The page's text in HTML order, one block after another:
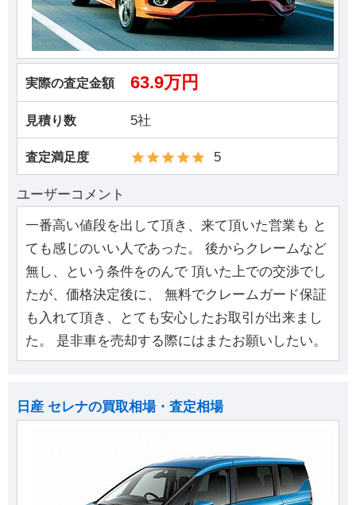
実際の査定金額 63.9万円
見積り数 5社
査定満足度 5
ユーザーコメント
一番高い値段を出して頂き、来て頂いた営業も と
ても感じのいい人であった。 後からクレームなど
無し、という条件をのんで 頂いた上での交渉でし
たが、価格決定後に、 無料でクレームガード保証
も入れて頂き、とても安心したお取引が出来まし
た。 是非車を売却する際にはまたお願いしたい。
日産 セレナの買取相場・査定相場